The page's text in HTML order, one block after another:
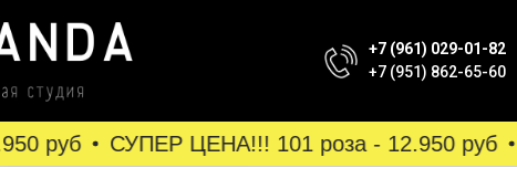
+7 (961) 029-01-82
+7 (951) 862-65-60
руб СУПЕР ЦЕНА!!! 101 роза - 12.950 руб